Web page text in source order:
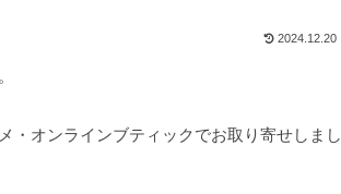
2024.12.20
・オンラインブティックでお取り寄せしまし